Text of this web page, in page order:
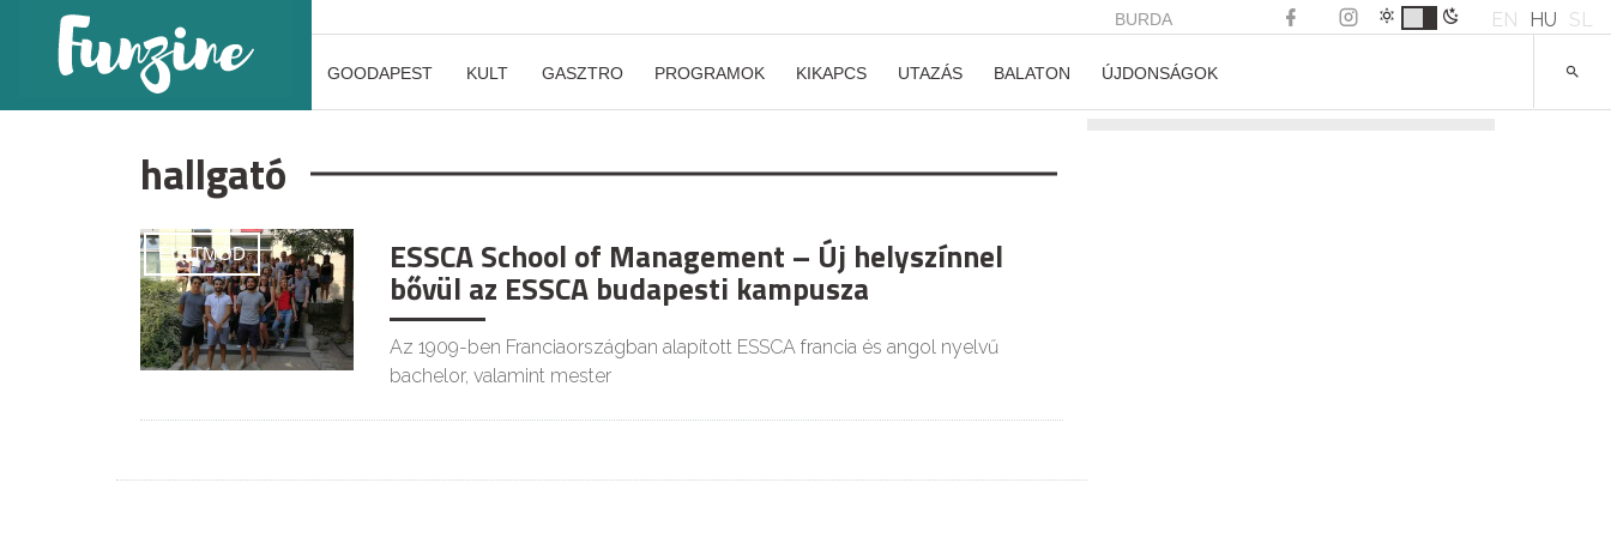
BURDA EN HU SL
GOODAPEST KULT GASZTRO PROGRAMOK KIKAPCS UTAZÁS BALATON ÚJDONSÁGOK
hallgató
ÉLETMÓD ESSCA School of Management – Új helyszínnel
bővül az ESSCA budapesti kampusza
Az 1909-ben Franciaországban alapított ESSCA francia és angol nyelvű
bachelor, valamint mester